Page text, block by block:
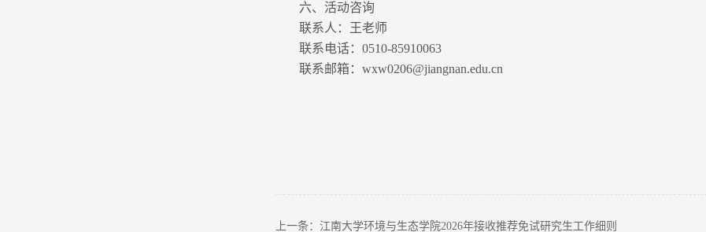
六、活动咨询
联系人：王老师
联系电话：0510-85910063
联系邮箱：wxw0206@jiangnan.edu.cn
上一条：江南大学环境与生态学院2026年接收推荐免试研究生工作细则